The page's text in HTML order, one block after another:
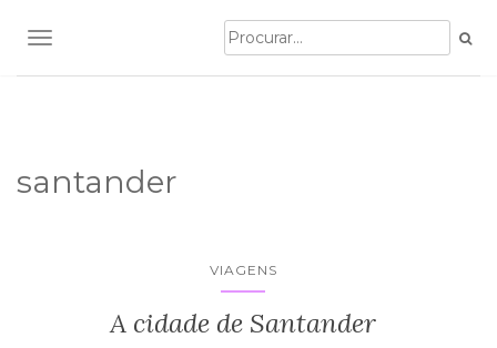
TOGGLE NAVIGATION
santander
VIAGENS
A cidade de Santander